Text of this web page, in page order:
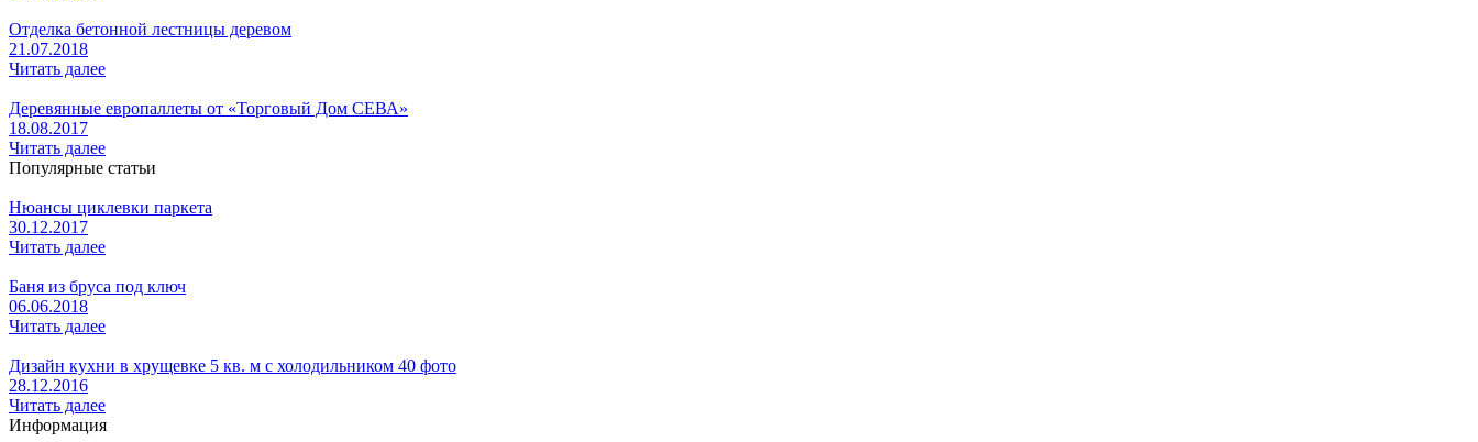
Отделка бетонной лестницы деревом
21.07.2018
Читать далее
Деревянные европаллеты от «Торговый Дом СЕВА»
18.08.2017
Читать далее
Популярные статьи
Нюансы циклевки паркета
30.12.2017
Читать далее
Баня из бруса под ключ
06.06.2018
Читать далее
Дизайн кухни в хрущевке 5 кв. м с холодильником 40 фото
28.12.2016
Читать далее
Информация